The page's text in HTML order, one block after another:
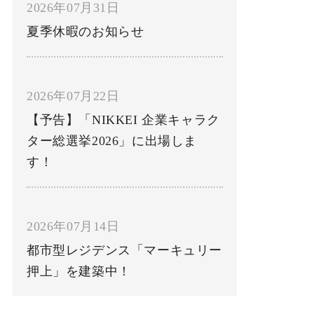
2026年07月31日
夏季休暇のお知らせ
2026年07月22日
【予告】「NIKKEI 企業キャラク
ター総選挙2026」に出場しま
す！
2026年07月14日
都市型レジデンス「マーキュリー
押上」を建築中！